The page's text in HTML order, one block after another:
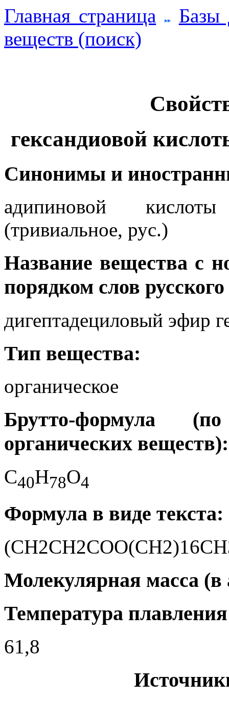
Главная страница
Базы
веществ (поиск)
гександиовой
Синонимы и
адипиновой
(тривиальное, рус.)
Название вещества с
порядком слов
дигептадециловый эфир
Тип вещества:
органическое
Брутто-формула
органических веществ):
C40H78O4
Формула в виде текста:
Молекулярная масса (в
Температура
61,8